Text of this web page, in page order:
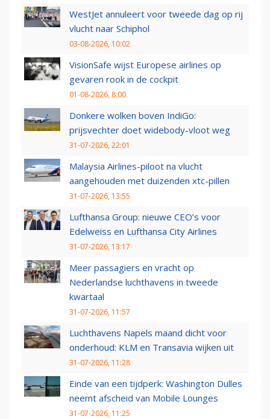
WestJet annuleert voor tweede dag op rij
vlucht naar Schiphol
03-08-2026, 10:02
VisionSafe wijst Europese airlines op
gevaren rook in de cockpit
01-08-2026, 8:00
Donkere wolken boven IndiGo:
prijsvechter doet widebody-vloot weg
31-07-2026, 22:01
Malaysia Airlines-piloot na vlucht
aangehouden met duizenden xtc-pillen
31-07-2026, 13:55
Lufthansa Group: nieuwe CEO’s voor
Edelweiss en Lufthansa City Airlines
31-07-2026, 13:17
Meer passagiers en vracht op
Nederlandse luchthavens in tweede
kwartaal
31-07-2026, 11:57
Luchthavens Napels maand dicht voor
onderhoud: KLM en Transavia wijken uit
31-07-2026, 11:28
Einde van een tijdperk: Washington Dulles
neemt afscheid van Mobile Lounges
31-07-2026, 11:25